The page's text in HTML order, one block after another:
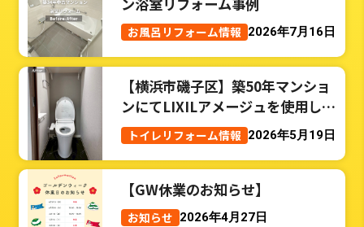
お風呂リフォーム情報 2026年7月16日
【横浜市磯子区】築50年マンショ
ンにてLIXILアメージュを使用した
トイレリフォーム事例
トイレリフォーム情報 2026年5月19日
【GW休業のお知らせ】
お知らせ 2026年4月27日